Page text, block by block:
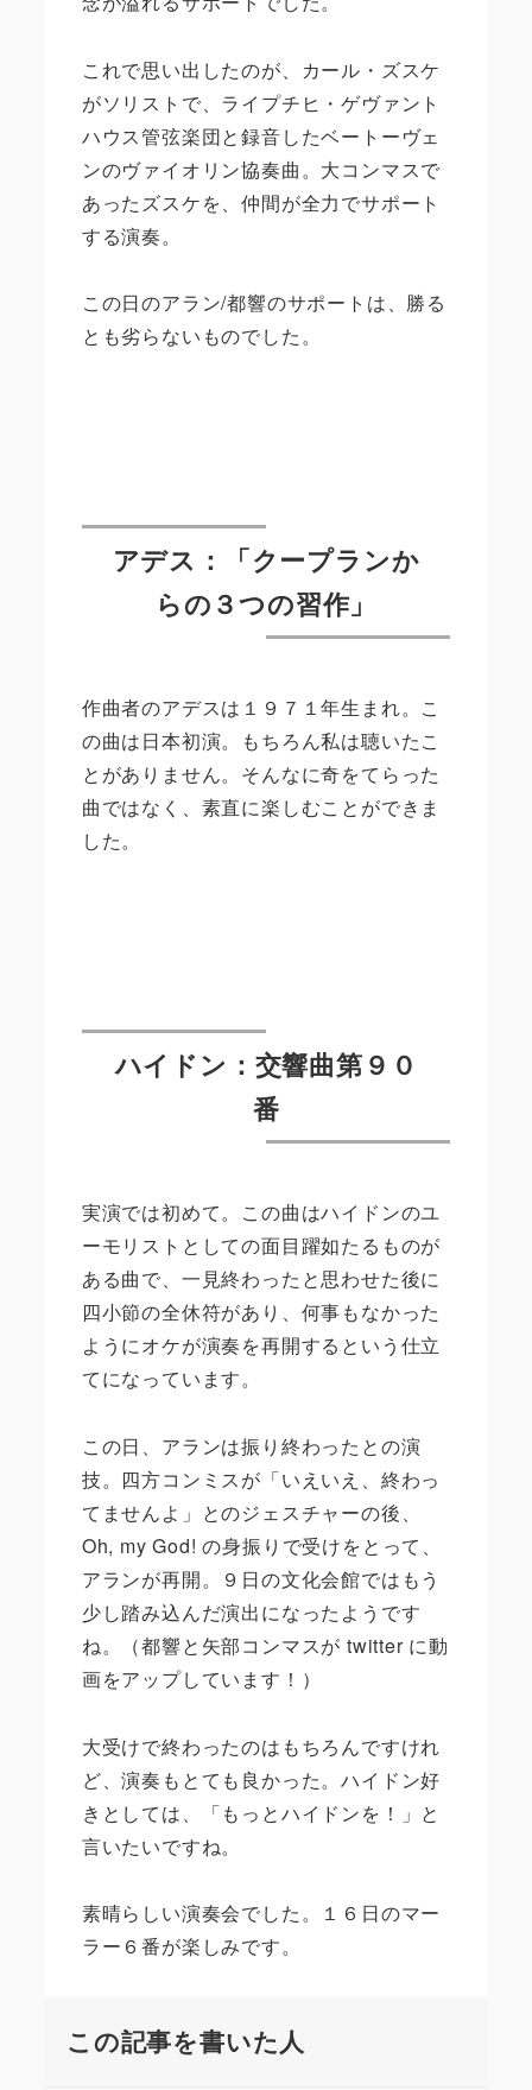
これで思い出したのが、カール・ズスケ
がソリストで、ライプチヒ・ゲヴァント
ハウス管弦楽団と録音したベートーヴェ
ンのヴァイオリン協奏曲。大コンマスで
あったズスケを、仲間が全力でサポート
する演奏。
この日のアラン/都響のサポートは、勝る
とも劣らないものでした。
アデス：「クープランか
らの３つの習作」
作曲者のアデスは１９７１年生まれ。こ
の曲は日本初演。もちろん私は聴いたこ
とがありません。そんなに奇をてらった
曲ではなく、素直に楽しむことができま
した。
ハイドン：交響曲第９０
番
実演では初めて。この曲はハイドンのユ
ーモリストとしての面目躍如たるものが
ある曲で、一見終わったと思わせた後に
四小節の全休符があり、何事もなかった
ようにオケが演奏を再開するという仕立
てになっています。
この日、アランは振り終わったとの演
技。四方コンミスが「いえいえ、終わっ
てませんよ」とのジェスチャーの後、
Oh, my God! の身振りで受けをとって、
アランが再開。９日の文化会館ではもう
少し踏み込んだ演出になったようです
ね。（都響と矢部コンマスが twitter に動
画をアップしています！）
大受けで終わったのはもちろんですけれ
ど、演奏もとても良かった。ハイドン好
きとしては、「もっとハイドンを！」と
言いたいですね。
素晴らしい演奏会でした。１６日のマー
ラー６番が楽しみです。
この記事を書いた人